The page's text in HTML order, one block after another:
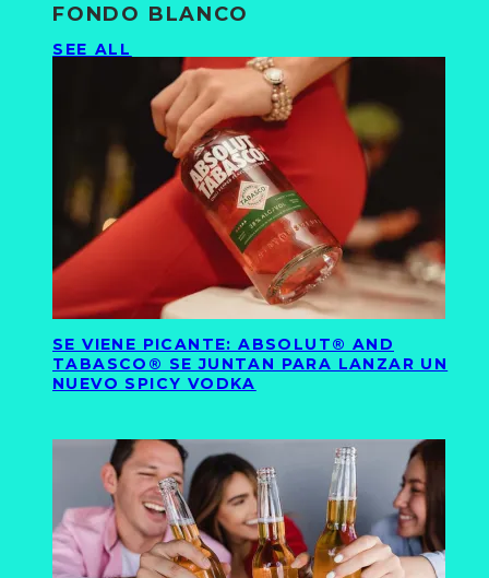
FONDO BLANCO
SEE ALL
SE VIENE PICANTE: ABSOLUT® AND
TABASCO® SE JUNTAN PARA LANZAR UN
NUEVO SPICY VODKA